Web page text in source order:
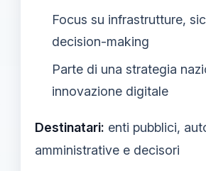
Focus su infrastrutture,
decision-making
Parte di una strategia
innovazione digitale
Destinatari: enti pubblici,
amministrative e decisori